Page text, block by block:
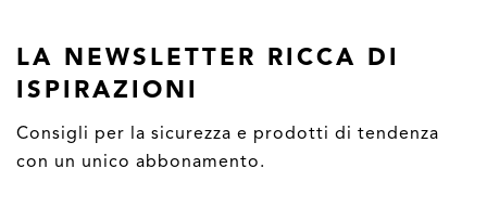
LA NEWSLETTER RICCA DI
ISPIRAZIONI
Consigli per la sicurezza e prodotti di tendenza
con un unico abbonamento.